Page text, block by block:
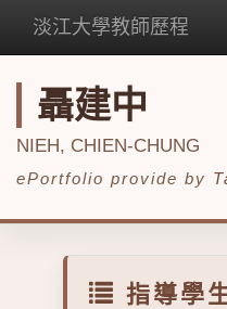
淡江大學教師歷程
聶建中
NIEH, CHIEN-CHUNG
ePortfolio provide by
指導學